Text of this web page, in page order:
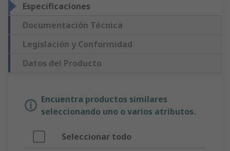
Especificaciones
Documentación Técnica
Legislación y Conformidad
Datos del Producto
Encuentra productos similares
seleccionando uno o varios atributos.
Seleccionar todo